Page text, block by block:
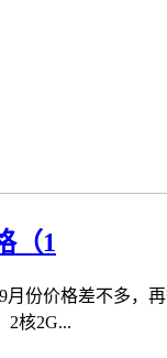
（1
月份价格差不多，
2核2G...